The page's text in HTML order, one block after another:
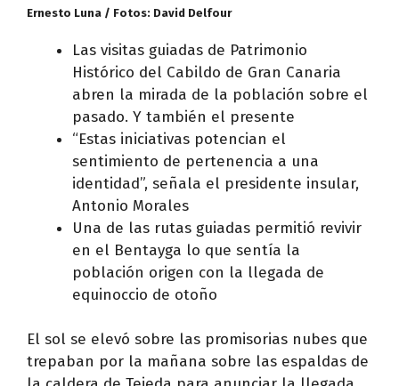
Ernesto Luna / Fotos: David Delfour
Las visitas guiadas de Patrimonio
Histórico del Cabildo de Gran Canaria
abren la mirada de la población sobre el
pasado. Y también el presente
“Estas iniciativas potencian el
sentimiento de pertenencia a una
identidad”, señala el presidente insular,
Antonio Morales
Una de las rutas guiadas permitió revivir
en el Bentayga lo que sentía la
población origen con la llegada de
equinoccio de otoño
El sol se elevó sobre las promisorias nubes que
trepaban por la mañana sobre las espaldas de